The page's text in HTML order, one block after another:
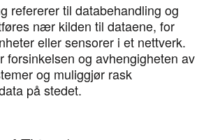
refererer til databehandling og
nær kilden til dataene, for
eller sensorer i et nettverk.
forsinkelsen og avhengigheten av
og muliggjør rask
på stedet.